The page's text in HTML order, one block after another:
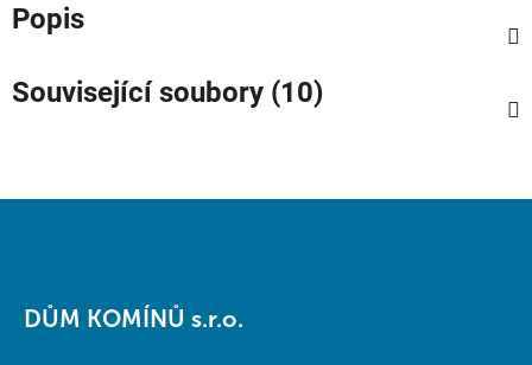
Popis
Související soubory (10)
DŮM KOMÍNŮ s.r.o.